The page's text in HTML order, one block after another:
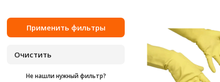
Не нашли нужный фильтр?